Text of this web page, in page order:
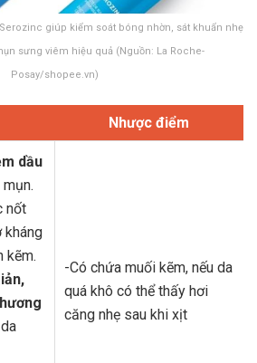
giúp kiểm soát bóng nhờn, sát khuẩn nhẹ
sưng viêm hiệu quả (Nguồn: La Roche-
Posay/shopee.vn)
Nhược điểm
dầu
nốt
kháng
kẽm.
-Có chứa muối kẽm, nếu da
quá khô có thể thấy hơi
căng nhẹ sau khi xịt